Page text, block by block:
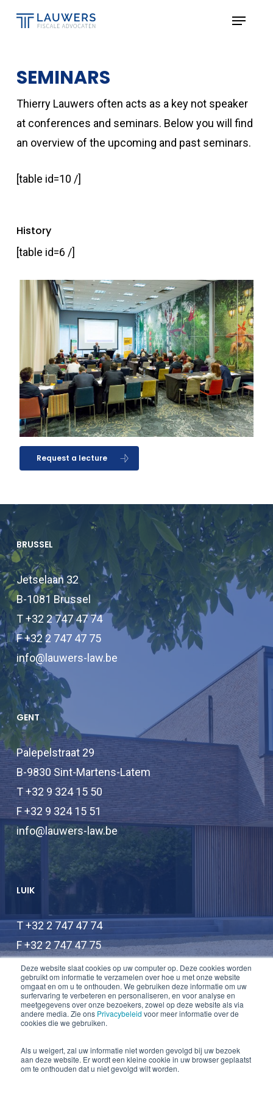
Deze website slaat cookies op uw computer op. Deze cookies worden
gebruikt om informatie te verzamelen over hoe u met onze website
omgaat en om u te onthouden. We gebruiken deze informatie om uw
surfervaring te verbeteren en personaliseren, en voor analyse en
meetgegevens over onze bezoekers, zowel op deze website als via
andere media. Zie ons Privacybeleid voor meer informatie over de
cookies die we gebruiken.
Als u weigert, zal uw informatie niet worden gevolgd bij uw bezoek
aan deze website. Er wordt een kleine cookie in uw browser geplaatst
om te onthouden dat u niet gevolgd wilt worden.
Menu
SEMINARS
Thierry Lauwers often acts as a key not speaker
at conferences and seminars. Below you will find
an overview of the upcoming and past seminars.
[table id=10 /]
History
[table id=6 /]
Request a lecture
BRUSSEL
Jetselaan 32
B-1081 Brussel
T +32 2 747 47 74
F +32 2 747 47 75
info@lauwers-law.be
GENT
Palepelstraat 29
B-9830 Sint-Martens-Latem
T +32 9 324 15 50
F +32 9 324 15 51
info@lauwers-law.be
LUIK
T +32 2 747 47 74
F +32 2 747 47 75
info@lauwers-law.be
© 2026 Lauwers Law.